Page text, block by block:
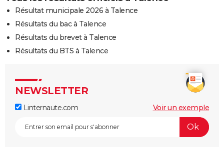
Résultat municipale 2026 à Talence
Résultats du bac à Talence
Résultats du brevet à Talence
Résultats du BTS à Talence
NEWSLETTER
Linternaute.com Voir un exemple